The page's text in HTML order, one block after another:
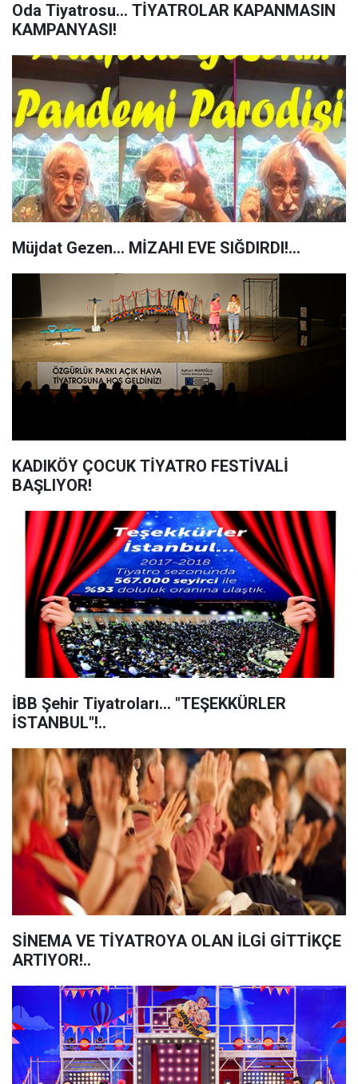
Oda Tiyatrosu... TİYATROLAR KAPANMASIN
KAMPANYASI!
Müjdat Gezen... MİZAHI EVE SIĞDIRDI!...
KADIKÖY ÇOCUK TİYATRO FESTİVALİ
BAŞLIYOR!
İBB Şehir Tiyatroları... "TEŞEKKÜRLER
İSTANBUL"!..
SİNEMA VE TİYATROYA OLAN İLGİ GİTTİKÇE
ARTIYOR!..